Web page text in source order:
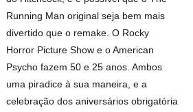
Running Man original seja bem mais
divertido que o remake. O Rocky
Horror Picture Show e o American
Psycho fazem 50 e 25 anos. Ambos
uma piradice à sua maneira, e a
celebração dos aniversários obrigatória